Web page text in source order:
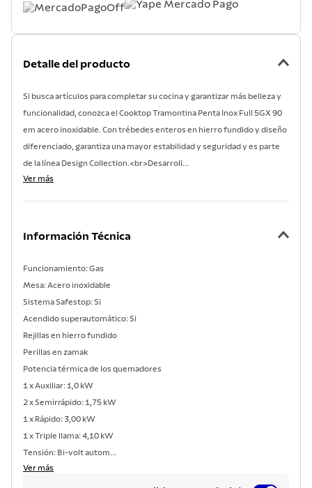
Detalle del producto
Si busca artículos para completar su cocina y garantizar más belleza y
funcionalidad, conozca el Cooktop Tramontina Penta Inox Full 5GX 90
em acero inoxidable. Con trébedes enteros en hierro fundido y diseño
diferenciado, garantiza una mayor estabilidad y seguridad y es parte
de la línea Design Collection.<br>Desarroll...
Ver más
Información Técnica
Funcionamiento: Gas
Mesa: Acero inoxidable
Sistema Safestop: Si
Acendido superautomático: Si
Rejillas en hierro fundido
Perillas en zamak
Potencia térmica de los quemadores
1 x Auxiliar: 1,0 kW
2 x Semirrápido: 1,75 kW
1 x Rápido: 3,00 kW
1 x Triple llama: 4,10 kW
Tensión: Bi-volt autom...
Ver más